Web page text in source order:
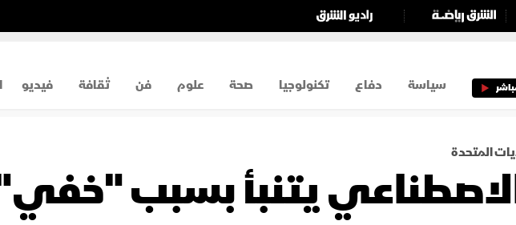
سياسة دفاع تكنولوجيا صحة علوم فن ثقافة فيديو
المتحدة
الاصطناعي يتنبأ بسبب